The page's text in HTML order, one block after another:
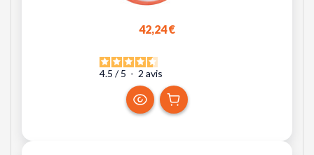
42,24 €
4.5 / 5 - 2 avis